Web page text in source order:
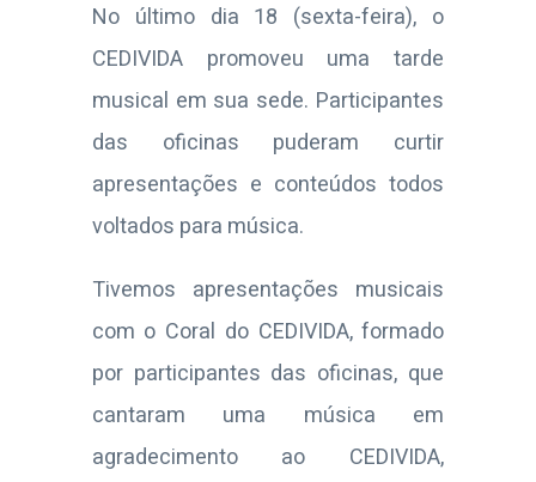
No último dia 18 (sexta-feira), o
CEDIVIDA promoveu uma tarde
musical em sua sede. Participantes
das oficinas puderam curtir
apresentações e conteúdos todos
voltados para música.
Tivemos apresentações musicais
com o Coral do CEDIVIDA, formado
por participantes das oficinas, que
cantaram uma música em
agradecimento ao CEDIVIDA,